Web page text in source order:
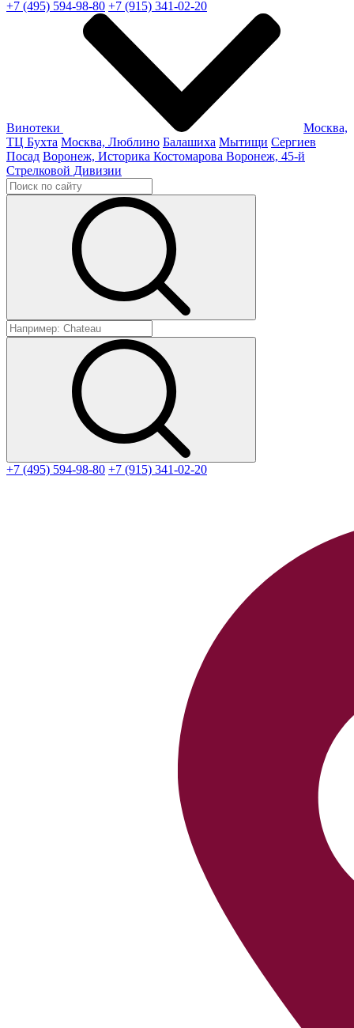
+7 (495) 594-98-80 +7 (915) 341-02-20
Винотеки
Москва,
ТЦ Бухта Москва, Люблино Балашиха Мытищи Сергиев
Посад Воронеж, Историка Костомарова Воронеж, 45-й
Стрелковой Дивизии
+7 (495) 594-98-80 +7 (915) 341-02-20